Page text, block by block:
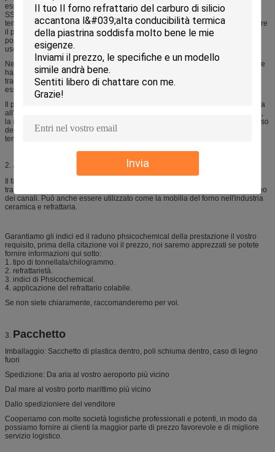
Invia
espellendo, o premendo la polvere del carburo del alfa-silicio di submicron.
SSiC ha il più alto MOR, la migliore resistenza di ossidazione e il più alta
temperatura di uso (1750°C) dei quattro materiali in discussione. SSiC è inoltre
il più costoso dei quattro materiali ed è generalmente economicamente
possibile soltanto come alternativa a ReSiC alle temperature sopra il limite di
uso 1450°C di NSiC.
Nel corso della porcellana bruciante della famiglia, facendo uso del fascio che
ha un'apertura sisic, tondino e barra di squre per sostituire gli strumenti
tradizionali del forno, conserverebbe il gas 20-30%, lo spazio del forno può
essere usato più efficacemente e più concenient.
Il prodotto ha serie di superiorità quali alta resistenza alla flessione, resistenza
all'usura, resistenza della corrosione, alta durezza, l'alta conducibilità termica,
la resistenza di ossidazione, la resistenza di shock termico, il coefficiente basso
dell'espansione termica e della resistenza allo scorrimento nell'ambito di
temperatura elevata, ecc. Qui è la nostra manifestazione del prodotto.
2. Applicazioni
Il fascio del carburo di silicio pricipalmente è utilizzato come i membri di
trasporto del carico del forno di tunnel, del forno della navetta e di doppio forno
dei canali. Può anche essere utilizzato come la mobilia del forno nell'industria
ceramica e refrattaria.
Garantiamo gli indici ed il raduno phsicochemical della prestazione il vostro
requisito, prima della citazione voi il prezzo, noi saremo apprezzati se potete
fornire informazioni qui sotto:
1. tipo di tonnellata/chilogrammo.
2. refrattarietà.
3. indici di Phsicochemical.
4. applicazione del refrattario colabile.
Se non siete chiaramente, raccomanderemo per voi.
3. Pacchetto
Imballaggio: Sacchetto di plastica dentro, poli schiuma dentro, caso di legno
fuori
Spedizione: Da aria al vostro aeroporto più vicino
Dal mare al vostro porto marittimo più vicino
Dallo spedizioniere del venditore
Cooperiamo con molte società logistiche professionali e potenti, in modo da
possiamo fornire ai clienti la maggior parte di prezzo favorevole e di migliore
servizio logistico.